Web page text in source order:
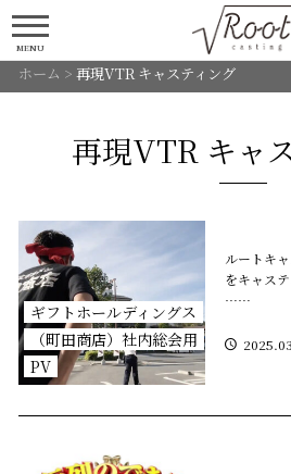
MENU
ホーム > 再現VTR キャスティング
再現VTR キャ
ギフトホールディングス
（町田商店）社内総会用
PV
ルートキ
をキャス
……